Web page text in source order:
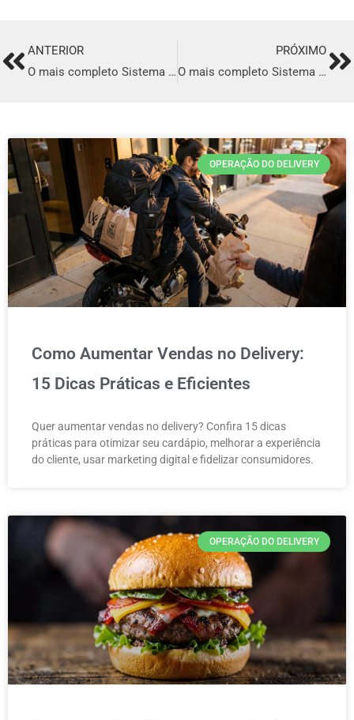
PrevANTERIOR
O mais completo Sistema para Delivery de comida Italiana em Irati
PRÓXIMO
O mais completo Sistema para Delivery de comida Italiana em Cidade Ocidental
OPERAÇÃO DO DELIVERY
Como Aumentar Vendas no Delivery:
15 Dicas Práticas e Eficientes
Quer aumentar vendas no delivery? Confira 15 dicas
práticas para otimizar seu cardápio, melhorar a experiência
do cliente, usar marketing digital e fidelizar consumidores.
OPERAÇÃO DO DELIVERY